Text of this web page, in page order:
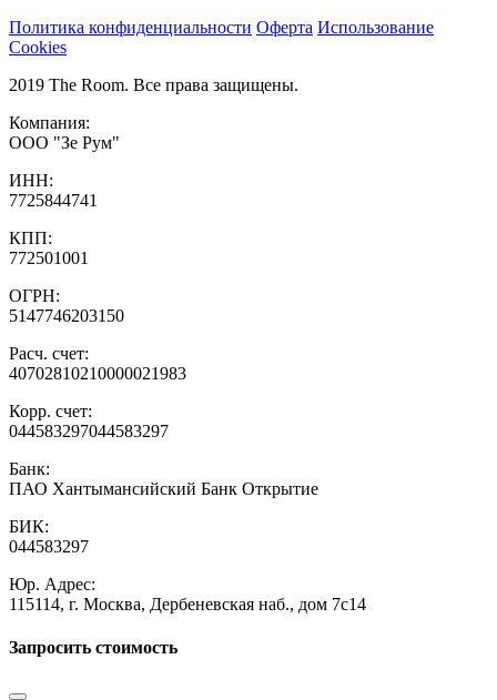
Политика конфиденциальности Оферта Использование
Cookies
2019 The Room. Все права защищены.
Компания:
ООО "Зе Рум"
ИНН:
7725844741
КПП:
772501001
ОГРН:
5147746203150
Расч. счет:
40702810210000021983
Корр. счет:
044583297044583297
Банк:
ПАО Хантымансийский Банк Открытие
БИК:
044583297
Юр. Адрес:
115114, г. Москва, Дербеневская наб., дом 7с14
Запросить стоимость